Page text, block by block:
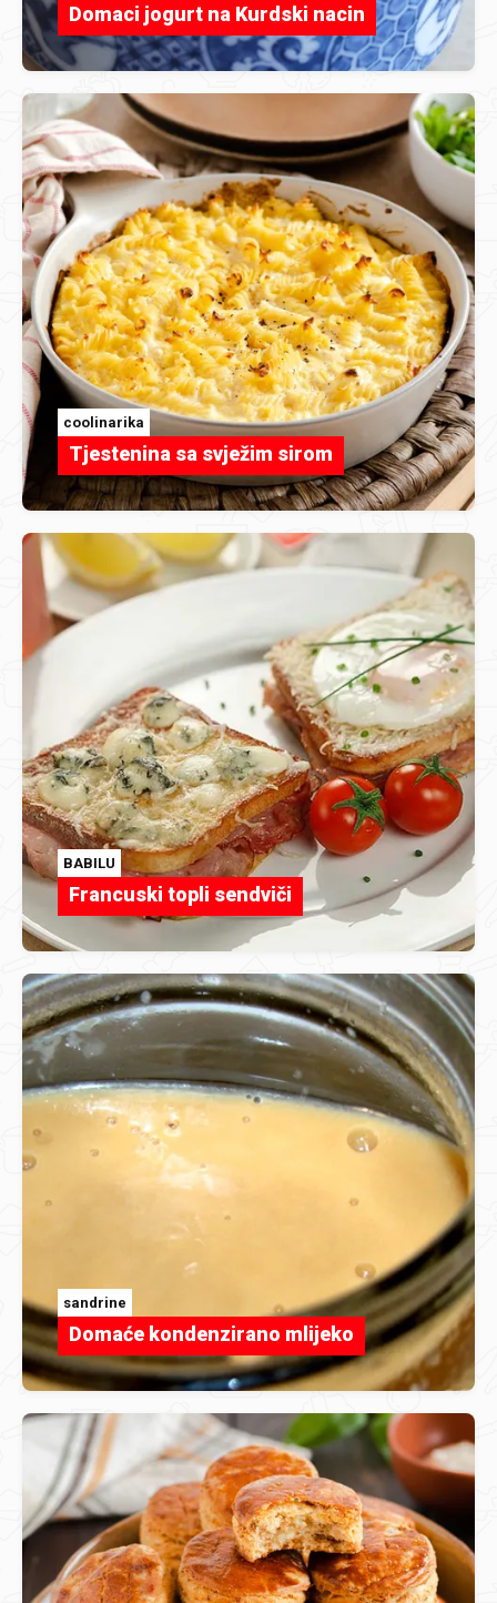
Domaci jogurt na Kurdski nacin
coolinarika
Tjestenina sa svježim sirom
BABILU
Francuski topli sendviči
sandrine
Domaće kondenzirano mlijeko